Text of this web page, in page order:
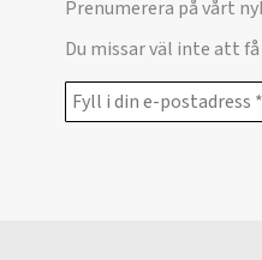
Prenumerera på vårt
Du missar väl inte att